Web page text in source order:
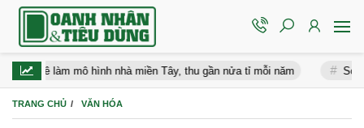
làm mô hình nhà miền Tây, thu gần nửa tỉ mỗi năm Song Hye
TRANG CHỦ VĂN HÓA